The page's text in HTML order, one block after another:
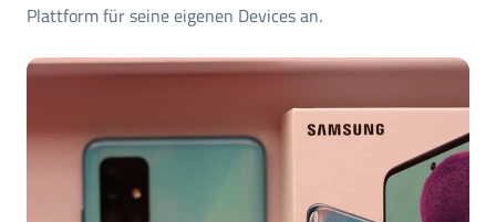
Plattform für seine eigenen Devices an.